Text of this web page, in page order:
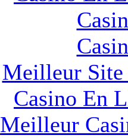
Meilleur Site
Casino En
Meilleur